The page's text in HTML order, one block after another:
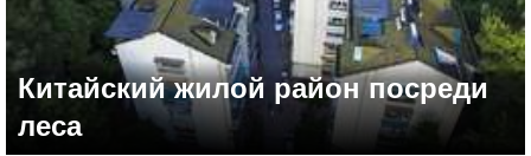
Китайский жилой район посреди
леса